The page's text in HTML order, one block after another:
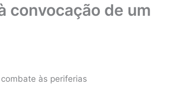
convocação de um
às periferias